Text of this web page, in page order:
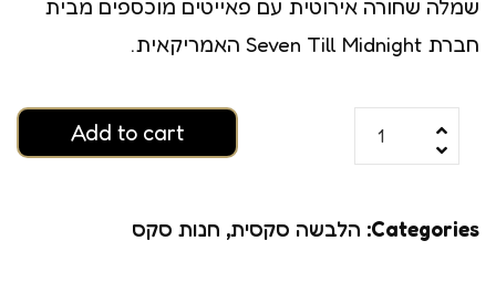
שמלה שחורה אירוטית עם פאייטים מוכספים מבית
חברת Seven Till Midnight האמריקאית.
Add to cart
Categories: הלבשה סקסית, חנות סקס